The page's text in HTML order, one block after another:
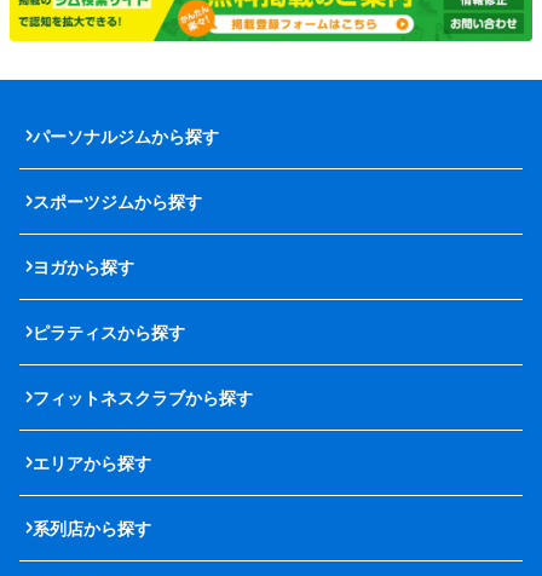
パーソナルジムから探す
スポーツジムから探す
ヨガから探す
ピラティスから探す
フィットネスクラブから探す
エリアから探す
系列店から探す